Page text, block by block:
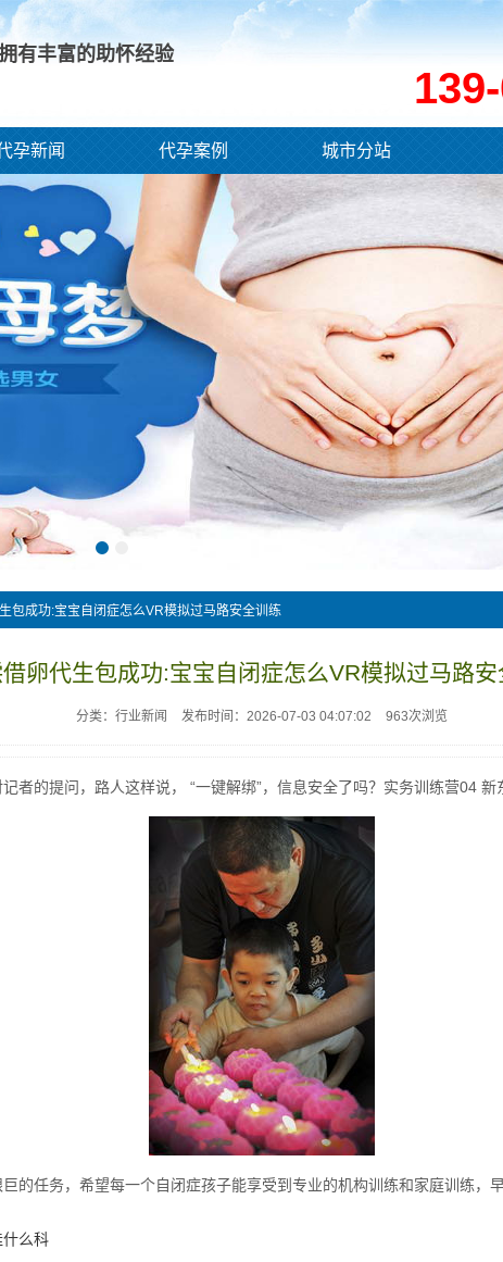
有丰富的助怀经验
孕新闻 代孕案例 城市分站
包成功:宝宝自闭症怎么VR模拟过马路安全训练
卵代生包成功:宝宝自闭症怎么VR模拟过马路安
分类：行业新闻 发布时间：2026-07-03 04:07:02 963次浏览
者的提问，路人这样说， “一键解绑”，信息安全了吗？实务训练营04 新
的任务，希望每一个自闭症孩子能享受到专业的机构训练和家庭训练，
么科